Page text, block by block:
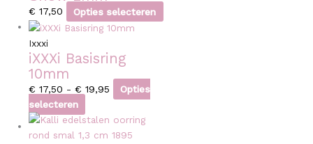
€ 17,50 Opties selecteren
Ixxxi
iXXXi Basisring
10mm
€ 17,50 - € 19,95
Opties
selecteren